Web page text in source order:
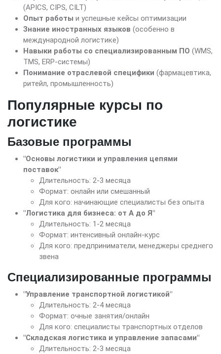
(APICS, CIPS, CILT)
Опыт работы и успешные кейсы оптимизации
Знание иностранных языков (особенно в
международной логистике)
Навыки работы со специализированным ПО (WMS,
TMS, ERP-системы)
Понимание отраслевой специфики (фармацевтика,
ритейл, промышленность)
Популярные курсы по
логистике
Базовые программы
"Основы логистики и управления цепями
поставок"
Длительность: 2-3 месяца
Формат: онлайн или смешанный
Для кого: начинающие специалисты без опыта
"Логистика для бизнеса: от А до Я"
Длительность: 1-2 месяца
Формат: интенсивный онлайн-курс
Для кого: предприниматели, менеджеры среднего
звена
Специализированные программы
"Управление транспортной логистикой"
Длительность: 2-4 месяца
Формат: очные занятия/онлайн
Для кого: специалисты транспортных отделов
"Складская логистика и управление запасами"
Длительность: 2-3 месяца